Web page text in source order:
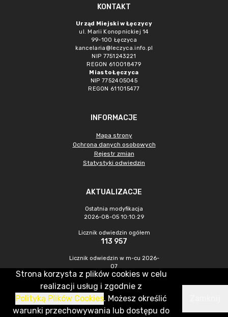
KONTAKT
Urząd Miejski w Łęczycy
ul. Marii Konopnickiej 14
99-100 Łęczyca
kancelaria@leczyca.info.pl
NIP 7751243221
REGON 610018479
Miasto Łęczyca
NIP 7752405045
REGON 611015477
INFORMACJE
Mapa strony
Ochrona danych osobowych
Rejestr zmian
Statystyki odwiedzin
AKTUALIZACJE
Ostatnia modyfikacja
2026-08-05 10:10:29
Licznik odwiedzin ogółem
113 957
Licznik odwiedzin w m-cu 2026-
07
476
CMS & Hosting: Nefeni Sp. z o.o.
Strona korzysta z plików cookies w celu
realizacji usług i zgodnie z
Polityką Plików Cookies. Możesz określić
warunki przechowywania lub dostępu do